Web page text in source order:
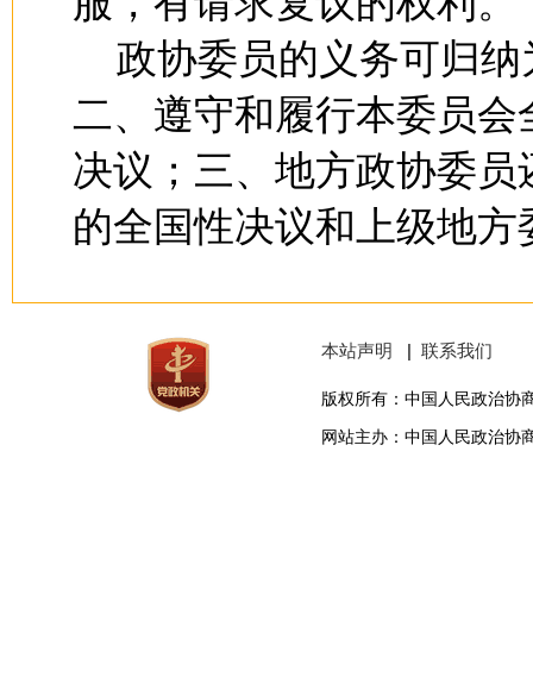
政协委员的义务可归
二、遵守和履行本委员
决议；三、地方政协委
的全国性决议和上级地
本站声明 | 联系我们
版权所有：中国人民政治协
网站主办：中国人民政治协